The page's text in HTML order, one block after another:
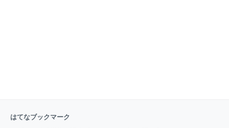
はてなブックマーク